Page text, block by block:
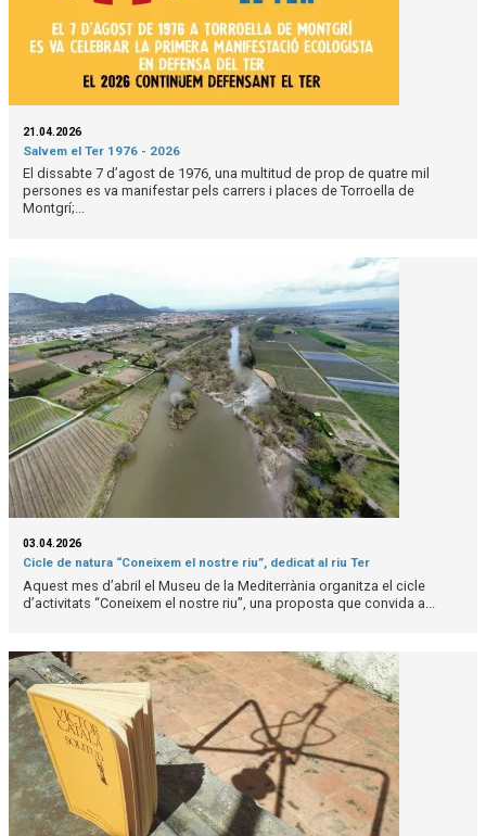
21.04.2026
Salvem el Ter 1976 - 2026
El dissabte 7 d’agost de 1976, una multitud de prop de quatre mil
persones es va manifestar pels carrers i places de Torroella de
Montgrí;...
03.04.2026
Cicle de natura “Coneixem el nostre riu”, dedicat al riu Ter
Aquest mes d’abril el Museu de la Mediterrània organitza el cicle
d’activitats “Coneixem el nostre riu”, una proposta que convida a...